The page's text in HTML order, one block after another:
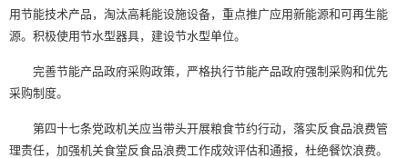
用节能技术产品，淘汰高耗能设施设备，重点推广应用新能源和可再生能
源。积极使用节水型器具，建设节水型单位。
完善节能产品政府采购政策，严格执行节能产品政府强制采购和优先
采购制度。
第四十七条党政机关应当带头开展粮食节约行动，落实反食品浪费管
理责任，加强机关食堂反食品浪费工作成效评估和通报，杜绝餐饮浪费。